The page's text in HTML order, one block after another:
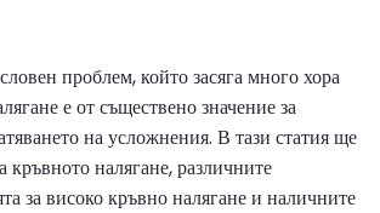
проблем, който засяга много хора
е от съществено значение за
на усложнения. В тази статия ще
кръвното налягане, различните
за високо кръвно налягане и наличните